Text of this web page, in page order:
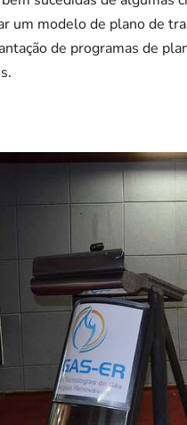
um modelo de plano de
de programas de